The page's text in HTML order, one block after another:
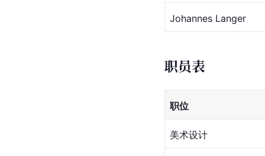
Johannes Langer
职员表
职位
美术设计